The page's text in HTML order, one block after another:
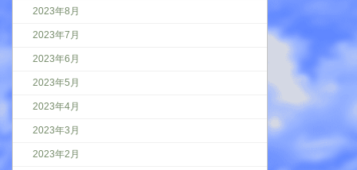
2023年8月
2023年7月
2023年6月
2023年5月
2023年4月
2023年3月
2023年2月